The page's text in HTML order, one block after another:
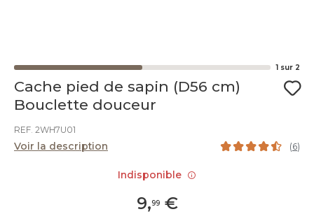
1 sur 2
Cache pied de sapin (D56 cm)
Bouclette douceur
REF. 2WH7U01
Voir la description (6)
9,99€